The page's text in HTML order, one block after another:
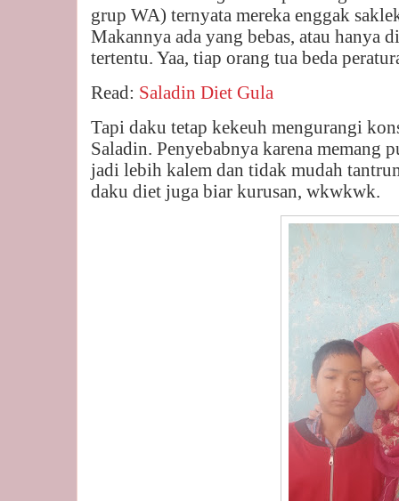
grup WA) ternyata mereka enggak
Makannya ada yang bebas, atau hanya
tertentu. Yaa, tiap orang tua beda
Read: Saladin Diet Gula
Tapi daku tetap kekeuh mengurangi
Saladin. Penyebabnya karena memang
jadi lebih kalem dan tidak mudah
daku diet juga biar kurusan, wkwkwk.